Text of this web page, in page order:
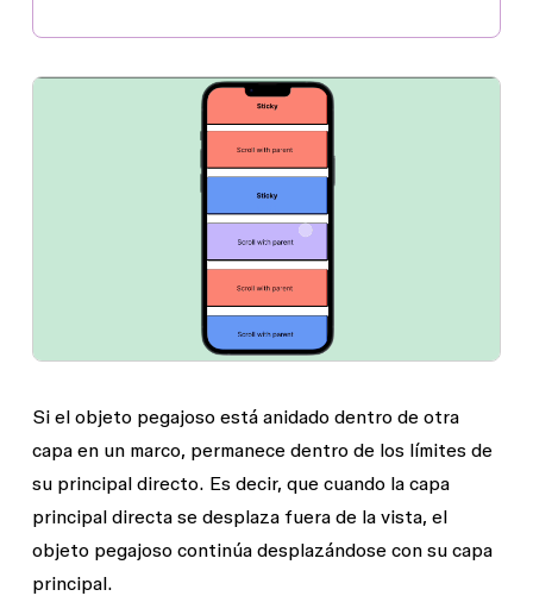
Si el objeto pegajoso está anidado dentro de otra
capa en un marco, permanece dentro de los límites de
su principal directo. Es decir, que cuando la capa
principal directa se desplaza fuera de la vista, el
objeto pegajoso continúa desplazándose con su capa
principal.